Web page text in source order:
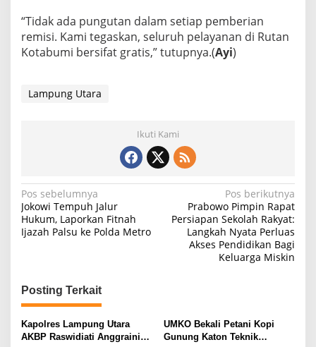
“Tidak ada pungutan dalam setiap pemberian
remisi. Kami tegaskan, seluruh pelayanan di Rutan
Kotabumi bersifat gratis,” tutupnya.(Ayi)
Lampung Utara
Ikuti Kami
N
a
v
a
s
i
Pos sebelumnya
Jokowi Tempuh Jalur
Hukum, Laporkan Fitnah
Ijazah Palsu ke Polda Metro
Pos berikutnya
Prabowo Pimpin Rapat
Persiapan Sekolah Rakyat:
Langkah Nyata Perluas
Akses Pendidikan Bagi
Keluarga Miskin
Posting Terkait
Kapolres Lampung Utara
AKBP Raswidiati Anggraini
UMKO Bekali Petani Kopi
Gunung Katon Teknik